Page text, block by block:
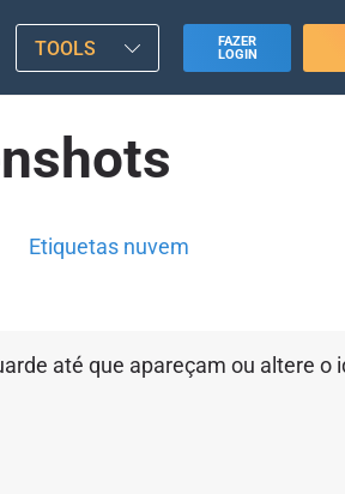
TOOLS
FAZER
LOGIN
Etiquetas nuvem